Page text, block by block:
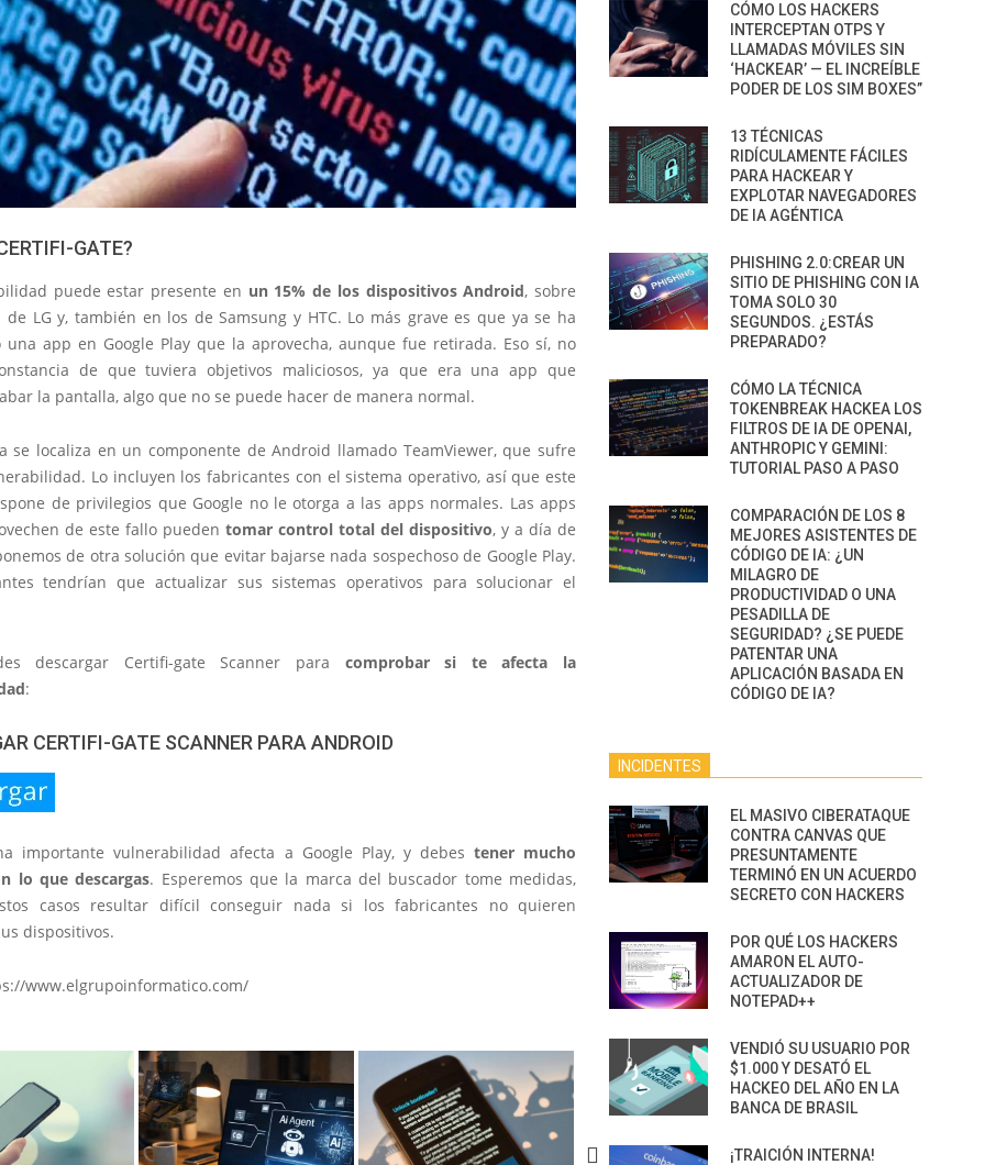
GATE?
puede estar presente en un 15% de los dispositivos Android, sobre
LG y, también en los de Samsung y HTC. Lo más grave es que ya se ha
una app en Google Play que la aprovecha, aunque fue retirada. Eso sí, no
de que tuviera objetivos maliciosos, ya que era una app que
la pantalla, algo que no se puede hacer de manera normal.
se localiza en un componente de Android llamado TeamViewer, que sufre
Lo incluyen los fabricantes con el sistema operativo, así que este
de privilegios que Google no le otorga a las apps normales. Las apps
de este fallo pueden tomar control total del dispositivo, y a día de
de otra solución que evitar bajarse nada sospechoso de Google Play.
tendrían que actualizar sus sistemas operativos para solucionar el
descargar Certifi-gate Scanner para comprobar si te afecta la
:
CERTIFI-GATE SCANNER PARA ANDROID
importante vulnerabilidad afecta a Google Play, y debes tener mucho
lo que descargas. Esperemos que la marca del buscador tome medidas,
casos resultar difícil conseguir nada si los fabricantes no quieren
dispositivos.
www.elgrupoinformatico.com/
CÓMO LOS HACKERS
INTERCEPTAN OTPS Y
LLAMADAS MÓVILES SIN
‘HACKEAR’ — EL INCREÍBLE
PODER DE LOS SIM BOXES”
13 TÉCNICAS
RIDÍCULAMENTE FÁCILES
PARA HACKEAR Y
EXPLOTAR NAVEGADORES
DE IA AGÉNTICA
PHISHING 2.0:CREAR UN
SITIO DE PHISHING CON IA
TOMA SOLO 30
SEGUNDOS. ¿ESTÁS
PREPARADO?
CÓMO LA TÉCNICA
TOKENBREAK HACKEA LOS
FILTROS DE IA DE OPENAI,
ANTHROPIC Y GEMINI:
TUTORIAL PASO A PASO
COMPARACIÓN DE LOS 8
MEJORES ASISTENTES DE
CÓDIGO DE IA: ¿UN
MILAGRO DE
PRODUCTIVIDAD O UNA
PESADILLA DE
SEGURIDAD? ¿SE PUEDE
PATENTAR UNA
APLICACIÓN BASADA EN
CÓDIGO DE IA?
INCIDENTES
EL MASIVO CIBERATAQUE
CONTRA CANVAS QUE
PRESUNTAMENTE
TERMINÓ EN UN ACUERDO
SECRETO CON HACKERS
POR QUÉ LOS HACKERS
AMARON EL AUTO-
ACTUALIZADOR DE
NOTEPAD++
VENDIÓ SU USUARIO POR
$1.000 Y DESATÓ EL
HACKEO DEL AÑO EN LA
BANCA DE BRASIL
¡TRAICIÓN INTERNA!